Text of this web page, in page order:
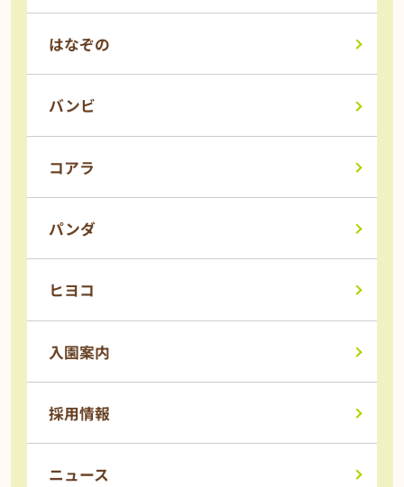
はなぞの
バンビ
コアラ
パンダ
ヒヨコ
入園案内
採用情報
ニュース